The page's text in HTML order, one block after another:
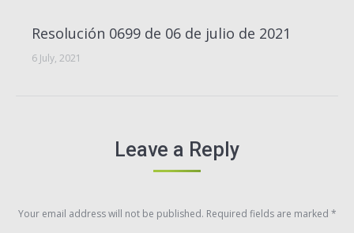
Resolución 0699 de 06 de julio de 2021
6 July, 2021
Leave a Reply
Your email address will not be published. Required fields are marked *